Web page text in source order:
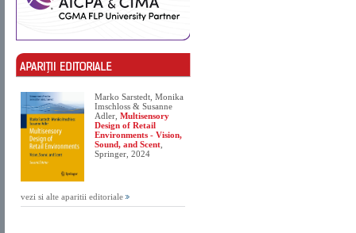
Marko Sarstedt, Monika
Imschloss & Susanne
Adler, Multisensory
Design of Retail
Environments - Vision,
Sound, and Scent
Springer, 2024
vezi si alte aparitii editoriale